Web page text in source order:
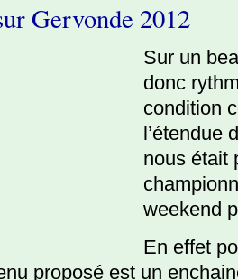
Gervonde 2012
Sur un
donc
condition
l’étendue
nous était
weekend
En effet
proposé est un